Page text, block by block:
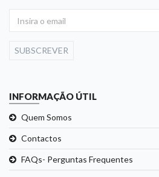
SUBSCREVER
INFORMAÇÃO ÚTIL
Quem Somos
Contactos
FAQs- Perguntas Frequentes